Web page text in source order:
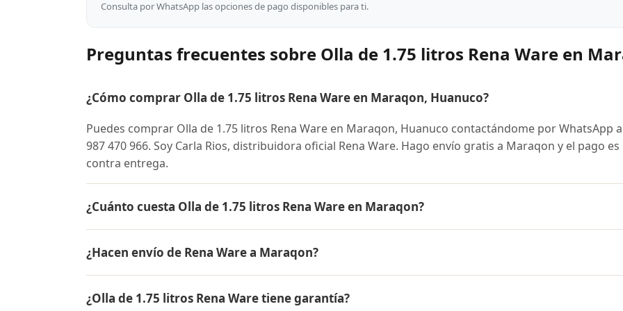
Consulta por WhatsApp las opciones de pago disponibles para ti.
Preguntas frecuentes sobre Olla de 1.75 litros Rena Ware en
¿Cómo comprar Olla de 1.75 litros Rena Ware en Maraqon, Huanuco?
Puedes comprar Olla de 1.75 litros Rena Ware en Maraqon, Huanuco contactándome por WhatsApp
987 470 966. Soy Carla Rios, distribuidora oficial Rena Ware. Hago envío gratis a Maraqon y el pago es
contra entrega.
¿Cuánto cuesta Olla de 1.75 litros Rena Ware en Maraqon?
conocer el precio actual, promociones disponibles y facilidades de pago en cuotas desde el 10% de
¿Hacen envío de Rena Ware a Maraqon?
contra entrega.
¿Olla de 1.75 litros Rena Ware tiene garantía?